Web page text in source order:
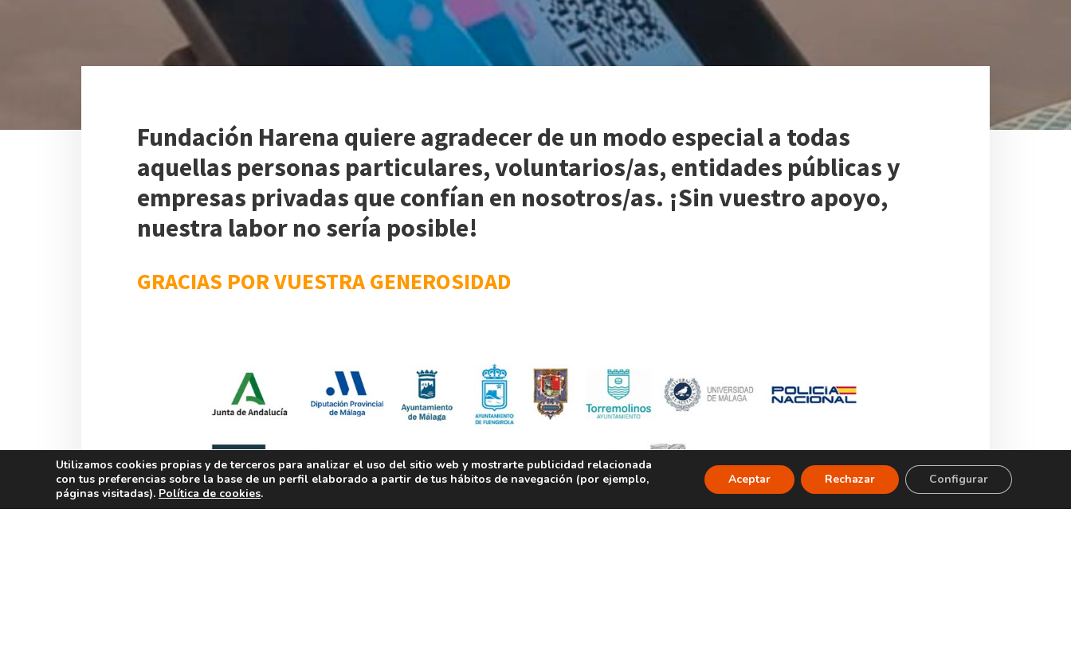
Fundación Harena quiere agradecer de un modo especial a todas
aquellas personas particulares, voluntarios/as, entidades públicas y
empresas privadas que confían en nosotros/as. ¡Sin vuestro apoyo,
nuestra labor no sería posible!
GRACIAS POR VUESTRA GENEROSIDAD
Utilizamos cookies propias y de terceros para analizar el uso del sitio web y mostrarte publicidad relacionada
con tus preferencias sobre la base de un perfil elaborado a partir de tus hábitos de navegación (por ejemplo,
páginas visitadas). Política de cookies.
Aceptar Rechazar Configurar